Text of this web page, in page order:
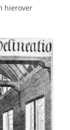
hierover